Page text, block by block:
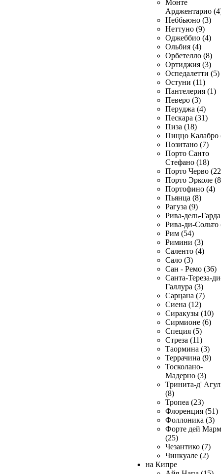
Монте
Арджентарио
Неббьюно (3)
Неттуно (9)
Оджеббио (4)
Ольбия (4)
Орбетелло (8)
Ортиджия (3)
Оспедалетти (5)
Остуни (11)
Пантелерия (1)
Певеро (3)
Перуджа (4)
Пескара (31)
Пиза (18)
Пиццо Калабро
Позитано (7)
Порто Санто
Стефано (18)
Порто Черво
Порто Эрколе
Портофино (4)
Пьянца (8)
Рагуза (9)
Рива-дель-
Рива-ди-Сольто
Рим (54)
Римини (3)
Саленто (4)
Сало (3)
Сан - Ремо (36)
Санта-Тереза-
Галлура (3)
Сарцана (7)
Сиена (12)
Сиракузы (10)
Сирмионе (6)
Специя (5)
Стреза (11)
Таормина (3)
Террачина (9)
Тосколано-
Мадерно (3)
Тринита-д'
(8)
Тропеа (23)
Флоренция (51)
Фоллоника (3)
Форте дей
(25)
Чезантико (7)
Чинкуале (2)
на Кипре